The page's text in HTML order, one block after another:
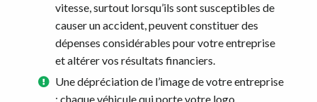
vitesse, surtout lorsqu’ils sont susceptibles de
causer un accident, peuvent constituer des
dépenses considérables pour votre entreprise
et altérer vos résultats financiers.
Une dépréciation de l’image de votre entreprise
: chaque véhicule qui porte votre logo